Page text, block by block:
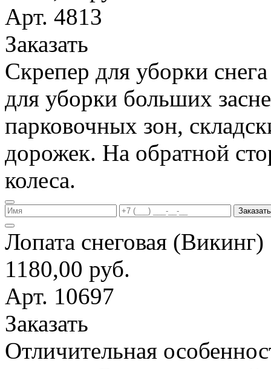
Арт. 4813
Заказать
Скрепер для уборки
для уборки больших
парковочных зон,
дорожек. На обратной
колеса.
Заказать
Лопата снеговая
1180,00 руб.
Арт. 10697
Заказать
Отличительная